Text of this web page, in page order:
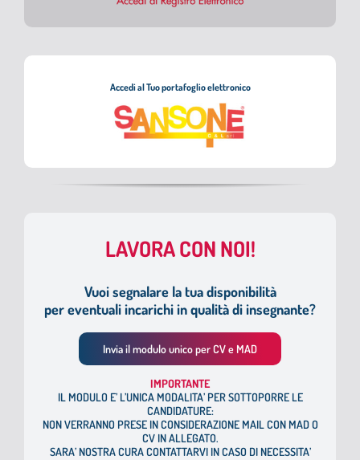
Accedi al Tuo portafoglio elettronico
LAVORA CON NOI!
Vuoi segnalare la tua disponibilità
per eventuali incarichi in qualità di insegnante?
Invia il modulo unico per CV e MAD
IMPORTANTE
IL MODULO E’ L’UNICA MODALITA’ PER SOTTOPORRE LE
CANDIDATURE:
NON VERRANNO PRESE IN CONSIDERAZIONE MAIL CON MAD O
CV IN ALLEGATO.
SARA’ NOSTRA CURA CONTATTARVI IN CASO DI NECESSITA’